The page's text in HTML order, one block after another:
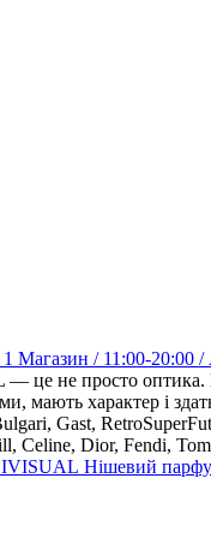
Магазин / 11:00-20:00 /
не просто оптика.
мають характер і
Gast,
Celine, Dior, Fendi,
Нішевий